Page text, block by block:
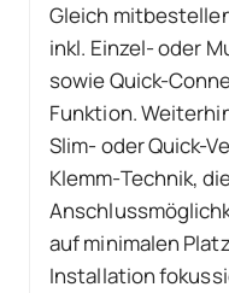
Gleich
inkl. Einzel- oder
sowie Quick-
Funktion.
Slim- oder Quick-
Klemm-Technik,
auf minimalen
Installation